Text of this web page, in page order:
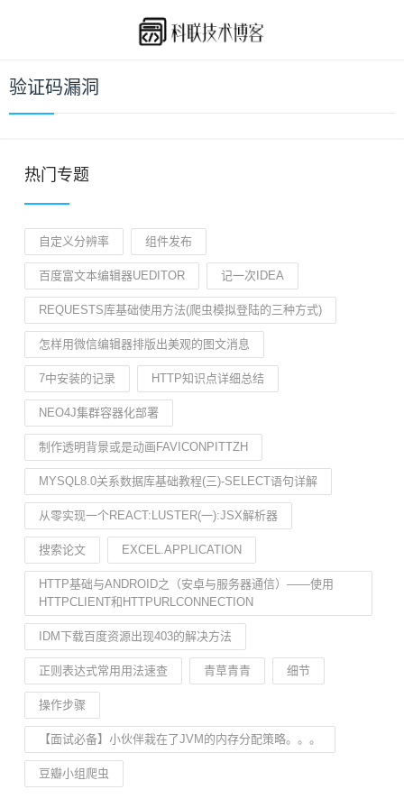
验证码漏洞
热门专题
自定义分辨率 组件发布
百度富文本编辑器UEDITOR 记一次IDEA
REQUESTS库基础使用方法(爬虫模拟登陆的三种方式)
怎样用微信编辑器排版出美观的图文消息
7中安装的记录 HTTP知识点详细总结
NEO4J集群容器化部署
制作透明背景或是动画FAVICONPITTZH
MYSQL8.0关系数据库基础教程(三)-SELECT语句详解
从零实现一个REACT:LUSTER(一):JSX解析器
搜索论文 EXCEL.APPLICATION
HTTP基础与ANDROID之（安卓与服务器通信）——使用
HTTPCLIENT和HTTPURLCONNECTION
IDM下载百度资源出现403的解决方法
正则表达式常用用法速查 青草青青 细节
操作步骤
【面试必备】小伙伴栽在了JVM的内存分配策略。。。
豆瓣小组爬虫